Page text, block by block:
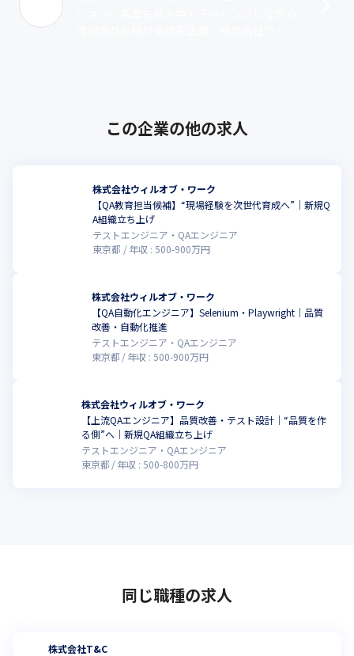
この企業の他の求人
株式会社ウィルオブ・ワーク
【QA教育担当候補】“現場経験を次世代育成へ”｜新規Q
A組織立ち上げ
テストエンジニア・QAエンジニア
東京都
年収 :500-900万円
株式会社ウィルオブ・ワーク
【QA自動化エンジニア】Selenium・Playwright｜品質
改善・自動化推進
テストエンジニア・QAエンジニア
東京都
年収 :500-900万円
株式会社ウィルオブ・ワーク
【上流QAエンジニア】品質改善・テスト設計｜“品質を作
る側”へ｜新規QA組織立ち上げ
テストエンジニア・QAエンジニア
東京都
年収 :500-800万円
同じ職種の求人
株式会社T&C